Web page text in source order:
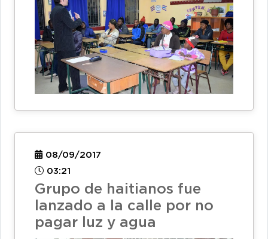
08/09/2017
03:21
Grupo de haitianos fue
lanzado a la calle por no
pagar luz y agua